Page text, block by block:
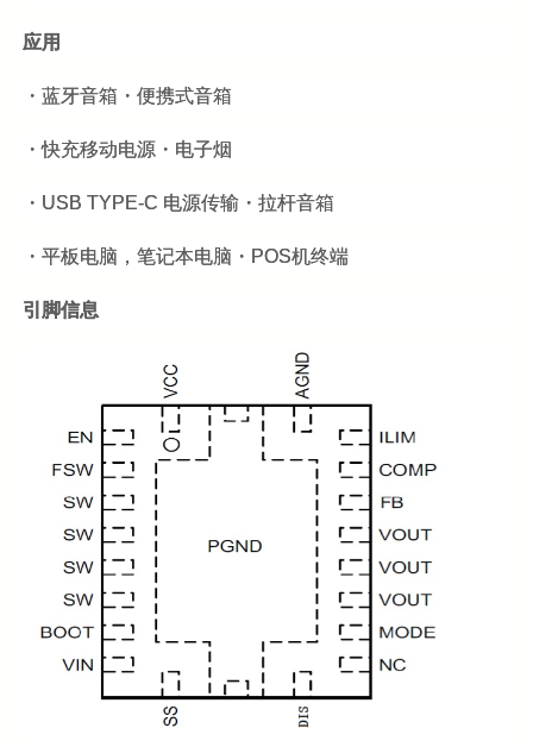
应用
・蓝牙音箱・便携式音箱
・快充移动电源・电子烟
・USB TYPE-C 电源传输・拉杆音箱
・平板电脑，笔记本电脑・POS机终端
引脚信息